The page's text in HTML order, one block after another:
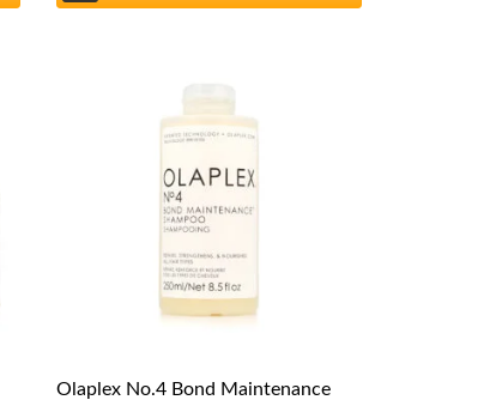
Olaplex No.4 Bond Maintenance